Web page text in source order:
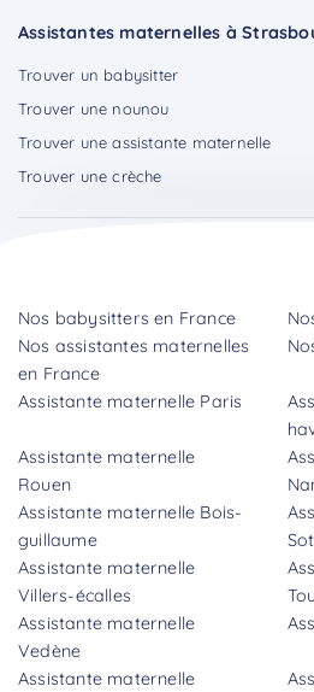
Assistantes maternelles à
Trouver un babysitter
Trouver une nounou
Trouver une assistante maternelle
Trouver une crèche
Nos babysitters en France
Nos assistantes maternelles
en France
Assistante maternelle Paris
Assistante maternelle
Rouen
Assistante maternelle Bois-
guillaume
Assistante maternelle
Villers-écalles
Assistante maternelle
Vedène
Assistante maternelle